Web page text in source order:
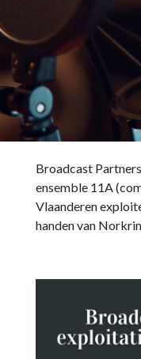
Broadcast
ensemble 11A
Vlaanderen
handen van